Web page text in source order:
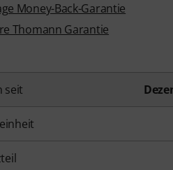
Money-Back-Garantie
Thomann Garantie
seit